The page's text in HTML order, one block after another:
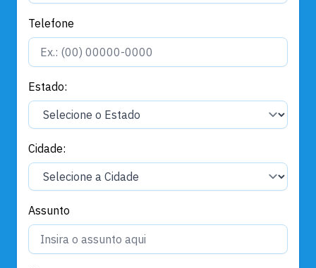
Telefone
Estado:
Cidade:
Assunto